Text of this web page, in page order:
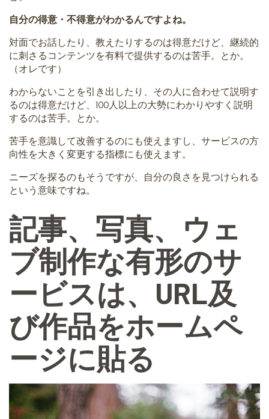
自分の得意・不得意がわかるんですよね。
対面でお話したり、教えたりするのは得意だけど、継続的
に刺さるコンテンツを有料で提供するのは苦手。とか。
（オレです）
わからないことを引き出したり、その人に合わせて説明す
るのは得意だけど、100人以上の大勢にわかりやすく説明
するのは苦手。とか。
苦手を意識して改善するのにも使えますし、サービスの方
向性を大きく変更する指標にも使えます。
ニーズを探るのもそうですが、自分の良さを見つけられる
という意味ですね。
記事、写真、ウェ
ブ制作な有形のサ
ービスは、URL及
び作品をホームペ
ージに貼る